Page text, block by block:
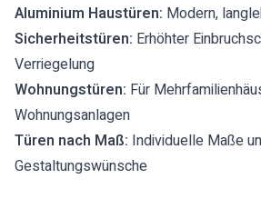
Aluminium Haustüren: Modern,
Sicherheitstüren: Erhöhter
Verriegelung
Wohnungstüren: Für
Wohnungsanlagen
Türen nach Maß: Individuelle Maße
Gestaltungswünsche